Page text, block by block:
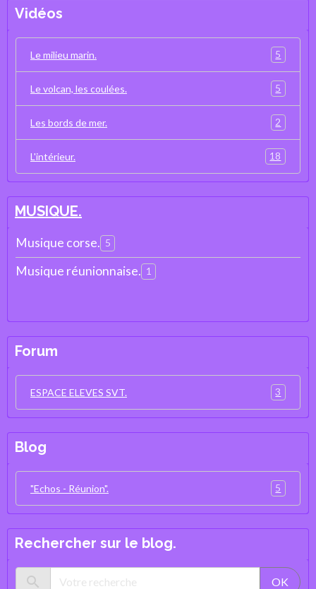
Vidéos
Le milieu marin. 5
Le volcan, les coulées. 5
Les bords de mer. 2
L'intérieur. 18
MUSIQUE.
Musique corse. 5
Musique réunionnaise. 1
Forum
ESPACE ELEVES SVT. 3
Blog
"Echos - Réunion". 5
Rechercher sur le blog.
OK